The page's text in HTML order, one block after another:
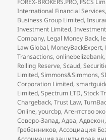
FOREX-BROKERS.PRO, FSCS
International Financial Services,
Business Group Limited,
Investment Limited,
Company, Legal Money Back,
Law Global, MoneyBackExpert,
Transactions,onlinebelizebank
Rolling Reserve,Scaud,
Limited,Simmons&Simmons,
Corporation Limited,
Limited,Spectrum LTD,Stock
Chargeback,Trust Law,
Online,yourcbp,Агентство
Северо-Запад,Адва,Адвекон
Гребенников,Ассоциация